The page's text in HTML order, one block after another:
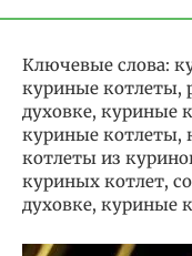
Ключевые слова:
куриные котлеты,
духовке, куриные
куриные котлеты,
котлеты из
куриных котлет,
духовке, куриные